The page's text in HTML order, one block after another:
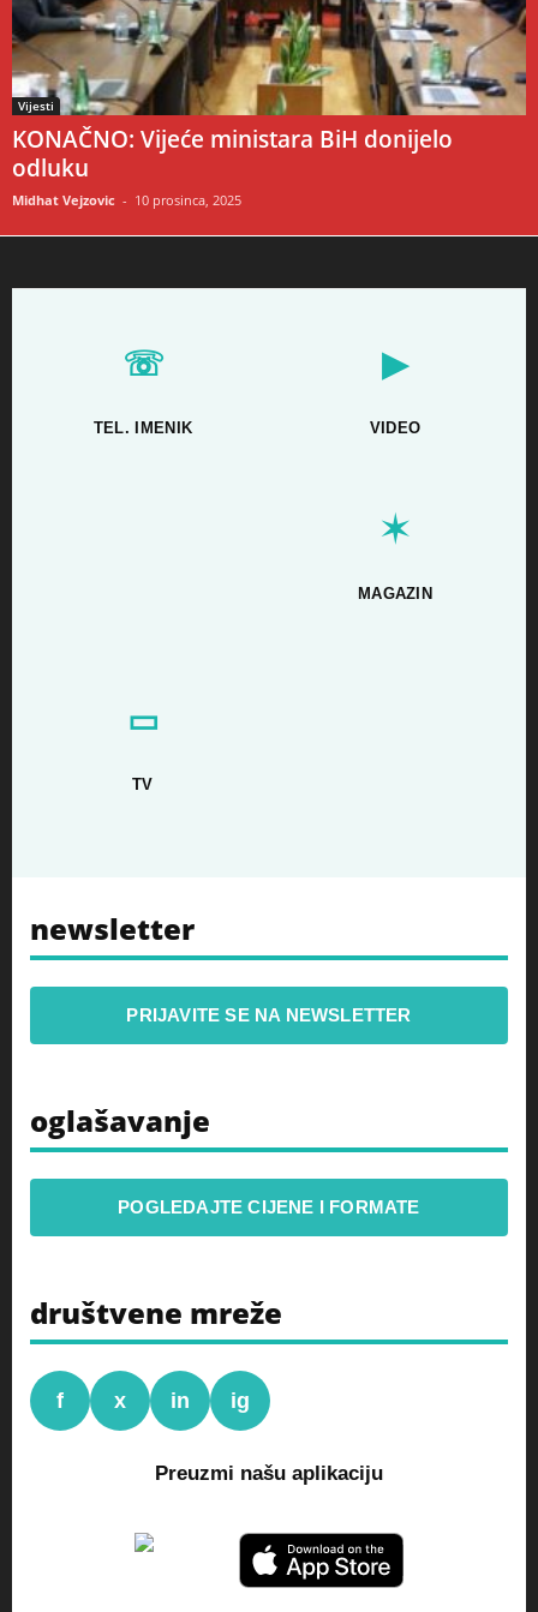
Vijesti
KONAČNO: Vijeće ministara BiH donijelo
odluku
Midhat Vejzovic - 10 prosinca, 2025
☏
TEL. IMENIK
▶
VIDEO
✶
MAGAZIN
▭
TV
newsletter
PRIJAVITE SE NA NEWSLETTER
oglašavanje
POGLEDAJTE CIJENE I FORMATE
društvene mreže
f x in ig
Preuzmi našu aplikaciju